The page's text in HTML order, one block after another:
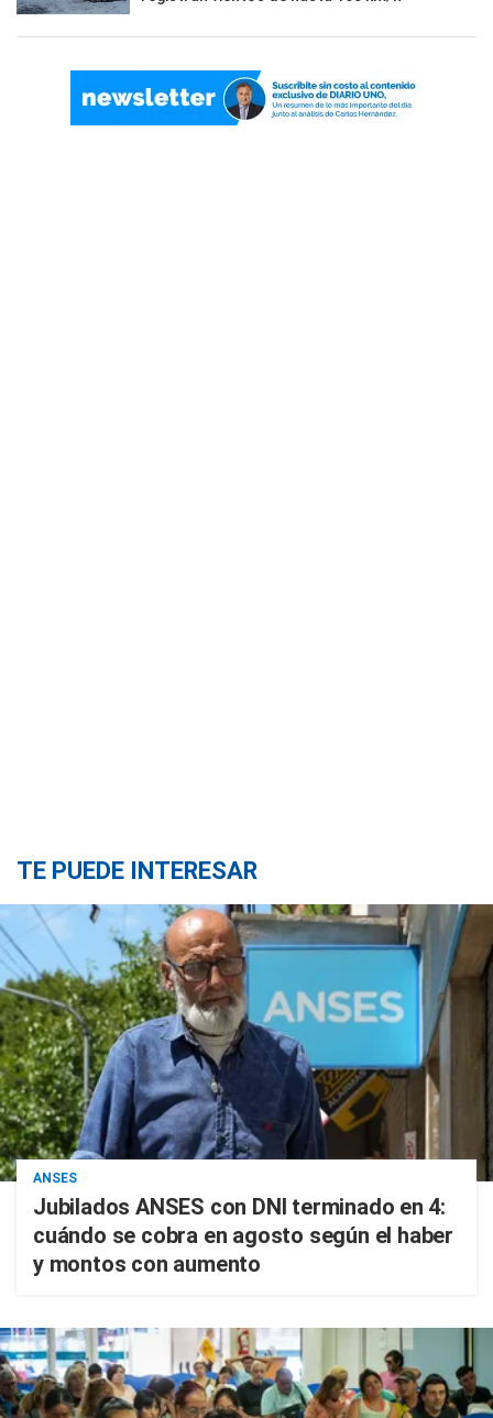
TE PUEDE INTERESAR
ANSES
Jubilados ANSES con DNI terminado en 4:
cuándo se cobra en agosto según el haber
y montos con aumento